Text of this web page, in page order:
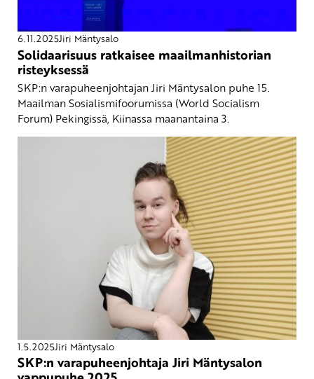
6.11.2025Jiri Mäntysalo
Solidaarisuus ratkaisee maailmanhistorian
risteyksessä
SKP:n varapuheenjohtajan Jiri Mäntysalon puhe 15.
Maailman Sosialismifoorumissa (World Socialism
Forum) Pekingissä, Kiinassa maanantaina 3.
1.5.2025Jiri Mäntysalo
SKP:n varapuheenjohtaja Jiri Mäntysalon